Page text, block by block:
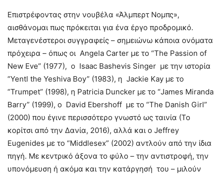
Επιστρέφοντας στην νουβέλα «Άλμπερτ Νομπς»,
αισθάνομαι πως πρόκειται για ένα έργο προδρομικό.
Μεταγενέστεροι συγγραφείς – σημειώνω κάποια ονόματα
πρόχειρα – όπως οι Angela Carter με το “The Passion of
New Eve” (1977), ο Isaac Bashevis Singer με την ιστορία
“Yentl the Yeshiva Boy” (1983), η Jackie Kay με το
“Trumpet” (1998), η Patricia Duncker με το “James Miranda
Barry” (1999), ο David Ebershoff με το “The Danish Girl”
(2000) που έγινε περισσότερο γνωστό ως ταινία (Το
κορίτσι από την Δανία, 2016), αλλά και ο Jeffrey
Eugenides με το “Middlesex” (2002) αντλούν από την ίδια
πηγή. Με κεντρικό άξονα το φύλο – την αντιστροφή, την
υπονόμευση ή ακόμα και την κατάργησή του – μιλούν